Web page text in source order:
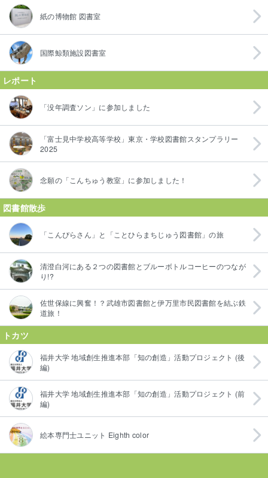
紙の博物館 図書室
国際鯨類施設図書室
レポート
「没年調査ソン」に参加しました
「富士見中学校高等学校」東京・学校図書館スタンプラリー
2025
念願の「こんちゅう教室」に参加しました！
図書館散歩
「こんぴらさん」と「ことひらまちじゅう図書館」の旅
清澄白河にある２つの図書館とブルーボトルコーヒーのつなが
り!?
佐世保線に興奮！？武雄市図書館と伊万里市民図書館を結ぶ鉄
道旅！
トカツ
福井大学 地域創生推進本部「知の創造」活動プロジェクト (後
編)
福井大学 地域創生推進本部「知の創造」活動プロジェクト (前
編)
絵本専門士ユニット Eighth color